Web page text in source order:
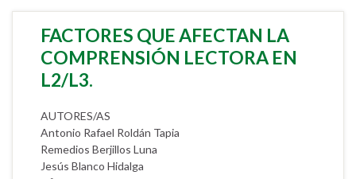
FACTORES QUE AFECTAN LA
COMPRENSIÓN LECTORA EN
L2/L3.
AUTORES/AS
Antonio Rafael Roldán Tapia
Remedios Berjillos Luna
Jesús Blanco Hidalga